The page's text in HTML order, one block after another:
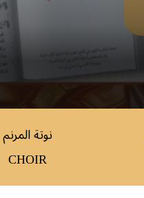
نوتة المرنم
CHOIR